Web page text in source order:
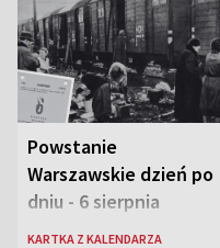
Powstanie
Warszawskie dzień po
dniu - 6 sierpnia
KARTKA Z KALENDARZA